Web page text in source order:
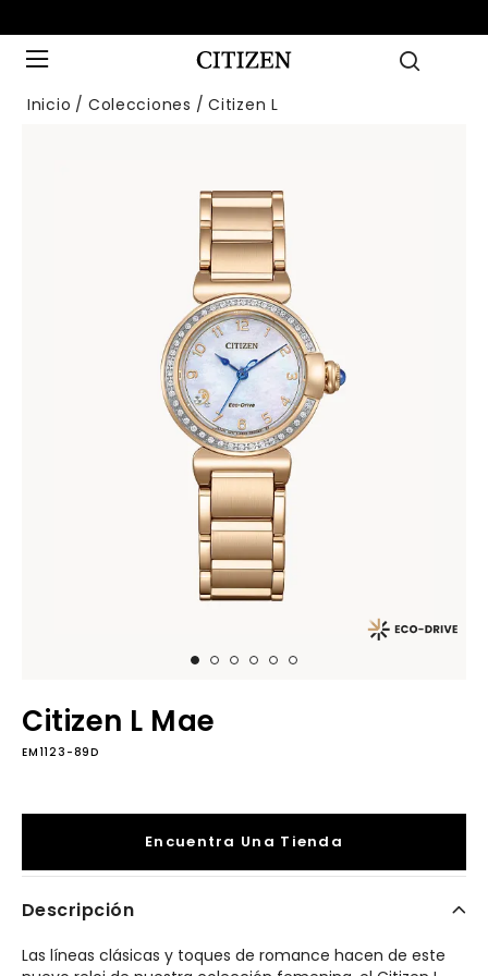
Inicio Colecciones Citizen L
Citizen L Mae
EM1123-89D
Encuentra Una Tienda
Descripción
Las líneas clásicas y toques de romance hacen de este